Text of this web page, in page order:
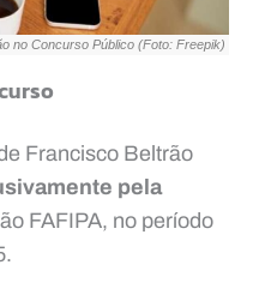
no Concurso Público (Foto: Freepik)
Francisco Beltrão
pela
FAFIPA, no período